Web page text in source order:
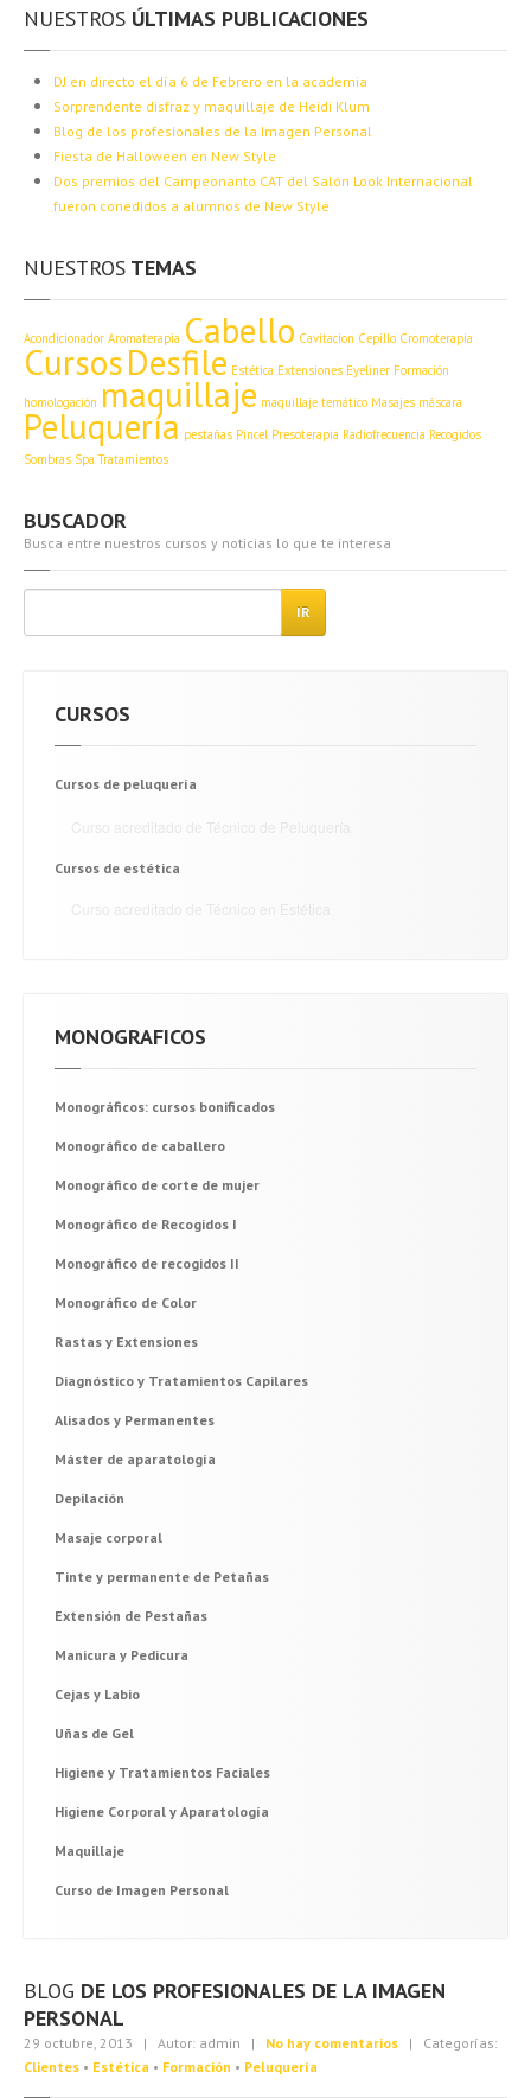
PLATAFORMAS ONLINE
PlataformaOnline
AccesoFUNDAE
Aula
Virtual
CONTACTO
NUESTROS ÚLTIMAS PUBLICACIONES
DJ en directo el día 6 de Febrero en la academia
Sorprendente disfraz y maquillaje de Heidi Klum
Blog de los profesionales de la Imagen Personal
Fiesta de Halloween en New Style
Dos premios del Campeonanto CAT del Salón Look Internacional
fueron conedidos a alumnos de New Style
NUESTROS TEMAS
Acondicionador Aromaterapia Cabello Cavitacion Cepillo Cromoterapia
CursosDesfile Estética Extensiones Eyeliner Formación
homologación maquillaje maquillaje temático Masajes máscara
Peluquería pestañas Pincel Presoterapia Radiofrecuencia Recogidos
Sombras Spa Tratamientos
BUSCADOR
Busca entre nuestros cursos y noticias lo que te interesa
IR
CURSOS
Cursos de peluquería
Curso acreditado de Técnico de Peluquería
Cursos de estética
Curso acreditado de Técnico en Estética
MONOGRAFICOS
Monográficos: cursos bonificados
Monográfico de caballero
Monográfico de corte de mujer
Monográfico de Recogidos I
Monográfico de recogidos II
Monográfico de Color
Rastas y Extensiones
Diagnóstico y Tratamientos Capilares
Alisados y Permanentes
Máster de aparatología
Depilación
Masaje corporal
Tinte y permanente de Petañas
Extensión de Pestañas
Manicura y Pedicura
Cejas y Labio
Uñas de Gel
Higiene y Tratamientos Faciales
Higiene Corporal y Aparatología
Maquillaje
Curso de Imagen Personal
BLOG DE LOS PROFESIONALES DE LA IMAGEN
PERSONAL
29 octubre, 2013 | Autor: admin | No hay comentarios | Categorías:
Clientes • Estética • Formación • Peluquería